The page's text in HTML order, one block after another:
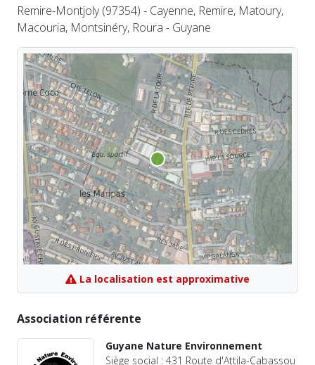
Remire-Montjoly (97354) - Cayenne, Remire, Matoury,
Macouria, Montsinéry, Roura - Guyane
La localisation est approximative
Association référente
Guyane Nature Environnement
Siège social : 431 Route d'Attila-Cabassou